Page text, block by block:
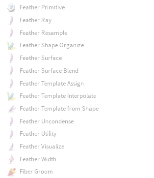
Feather Primitive
Feather Ray
Feather Resample
Feather Shape Organize
Feather Surface
Feather Surface Blend
Feather Template Assign
Feather Template Interpolate
Feather Template from Shape
Feather Uncondense
Feather Utility
Feather Visualize
Feather Width
Fiber Groom